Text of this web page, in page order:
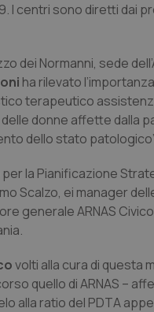
I centri sono diretti
dei Normanni, sede
ha rilevato
terapeutico
donne affette dalla
dello stato
la Pianificazione
Scalzo, ei manager
generale ARNAS
volti alla cura di questa
quello di ARNAS –
alla ratio del PDTA